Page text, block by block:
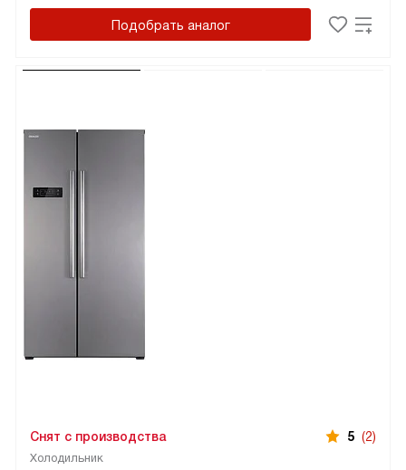
Подобрать аналог
Холодильник
Снят с производства 5 (2)